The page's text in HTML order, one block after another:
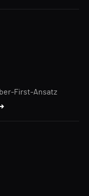
First-Ansatz